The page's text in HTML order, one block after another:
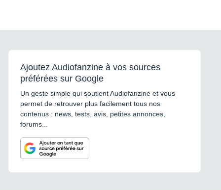
Ajoutez Audiofanzine à vos sources
préférées sur Google
Un geste simple qui soutient Audiofanzine et vous
permet de retrouver plus facilement tous nos
contenus : news, tests, avis, petites annonces,
forums...